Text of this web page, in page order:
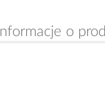
Informacje o